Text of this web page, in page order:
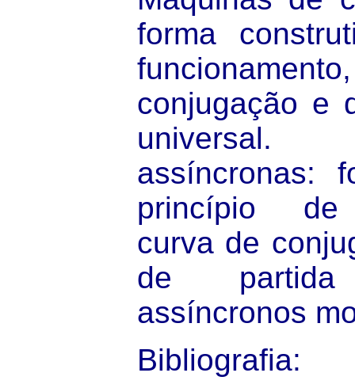
forma
conjugação e
assíncronas:
princípio de
curva de
de
assíncronos
Bibliografia: